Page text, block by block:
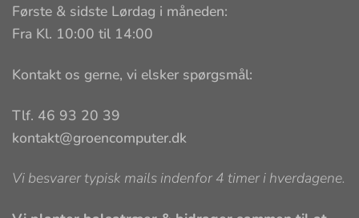
Første & sidste Lørdag i måneden:
Fra Kl. 10:00 til 14:00
Kontakt os gerne, vi elsker spørgsmål:
Tlf. 46 93 20 39
kontakt@groencomputer.dk
Vi besvarer typisk mails indenfor 4 timer i hverdagene.